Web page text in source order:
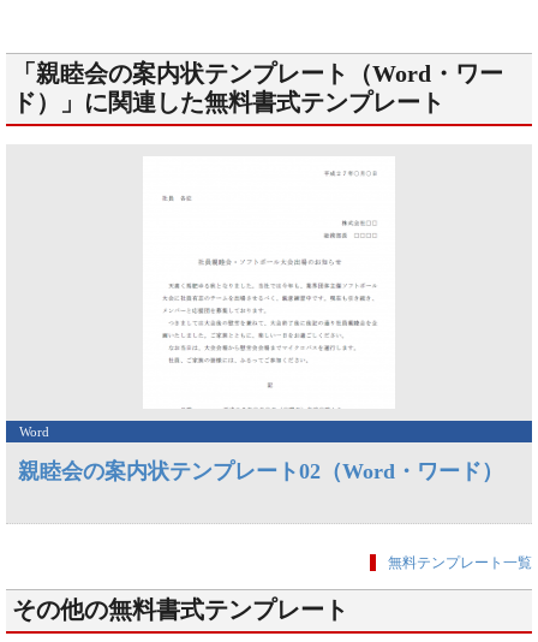
「親睦会の案内状テンプレート（Word・ワー
ド）」に関連した無料書式テンプレート
Word
親睦会の案内状テンプレート02（Word・ワード）
無料テンプレート一覧
その他の無料書式テンプレート